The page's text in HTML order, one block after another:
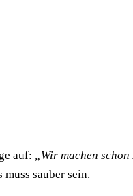
auf: „Wir machen
muss sauber sein.